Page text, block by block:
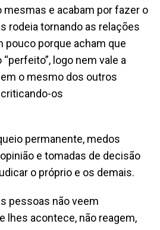
e acabam por fazer o
rodeia tornando as relações
pouco porque acham que
logo nem vale a
o mesmo dos outros
os
permanente, medos
e tomadas de decisão
o próprio e os demais.
pessoas não veem
lhes acontece, não reagem,